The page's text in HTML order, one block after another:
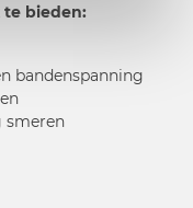
te bieden:
bandenspanning
smeren